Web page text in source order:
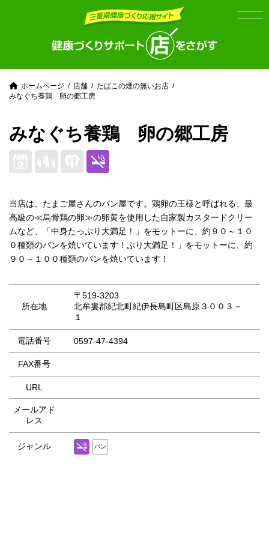
ホームページ 店舗
たばこの煙の無いお店
みなぐち養鶏 卵の郷工房
みなぐち養鶏 卵の郷工房
当店は、たまご屋さんのパン屋です。鶏卵の王様と呼ばれる、最
高級の≪烏骨鶏の卵≫の卵黄を使用した自家製カスタードクリー
ムなど、「中身たっぷり大満足！」をモットーに、約９０～１０
０種類のパンを焼いています！ぷり大満足！」をモットーに、約
９０～１００種類のパンを焼いています！
所在地
〒519-3203
北牟婁郡紀北町紀伊長島町区島原３００３－
１
電話番号 0597-47-4394
FAX番号
URL
メールアド
レス
ジャンル パン